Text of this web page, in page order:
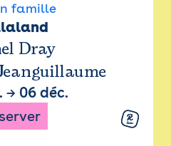
famille
Dray
→ 06 déc.